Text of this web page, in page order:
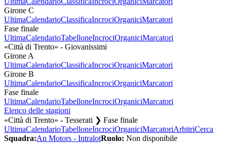
Girone C
UltimaCalendarioClassificaIncrociOrganiciMarcatori
Fase finale
UltimaCalendarioTabelloneIncrociOrganiciMarcatori
«Città di Trento» - Giovanissimi
Girone A
UltimaCalendarioClassificaIncrociOrganiciMarcatori
Girone B
UltimaCalendarioClassificaIncrociOrganiciMarcatori
Fase finale
UltimaCalendarioTabelloneIncrociOrganiciMarcatori
Elenco delle stagioni
«Città di Trento» - Tesserati ❯ Fase finale
UltimaCalendarioTabelloneIncrociOrganiciMarcatoriArbitriCerca
Squadra:An Motors - IntralotRuolo: Non disponibile